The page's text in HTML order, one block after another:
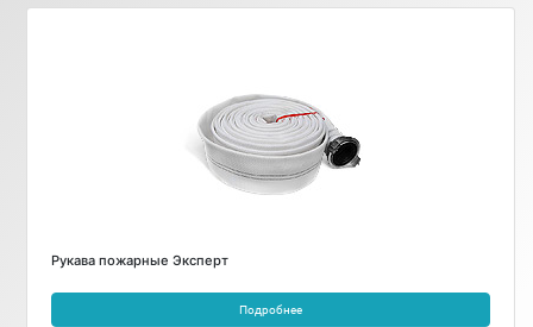
Рукава пожарные Эксперт
Подробнее